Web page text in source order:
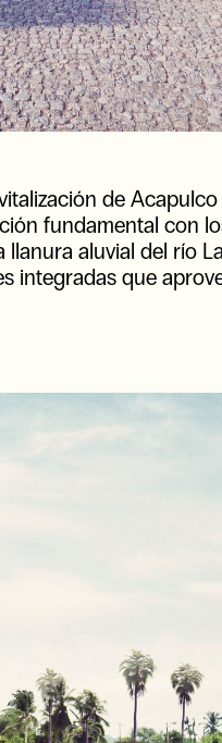
de
fundamental con
aluvial del río
integradas que